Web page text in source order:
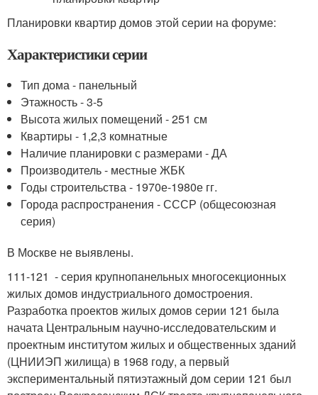
Планировки квартир домов этой серии на форуме:
Характеристики серии
Тип дома - панельный
Этажность - 3-5
Высота жилых помещений - 251 см
Квартиры - 1,2,3 комнатные
Наличие планировки с размерами - ДА
Производитель - местные ЖБК
Годы строительства - 1970е-1980е гг.
Города распространения - СССР (общесоюзная
серия)
В Москве не выявлены.
111-121 - серия крупнопанельных многосекционных
жилых домов индустриального домостроения.
Разработка проектов жилых домов серии 121 была
начата Центральным научно-исследовательским и
проектным институтом жилых и общественных зданий
(ЦНИИЭП жилища) в 1968 году, а первый
экспериментальный пятиэтажный дом серии 121 был